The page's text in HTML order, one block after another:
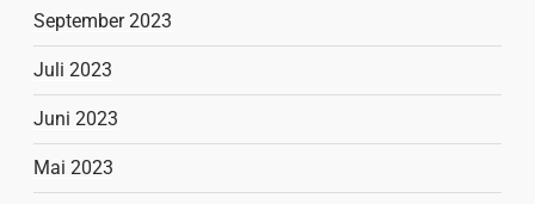
September 2023
Juli 2023
Juni 2023
Mai 2023